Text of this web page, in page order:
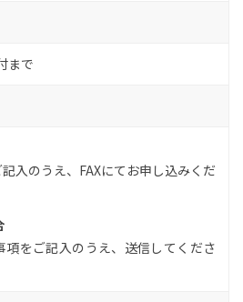
まで
入のうえ、FAXにてお申し込みくだ
項をご記入のうえ、送信してくださ